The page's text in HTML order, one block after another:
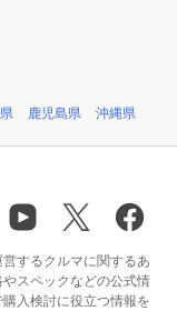
鹿児島県 沖縄県
するクルマに関するあ
スペックなどの公式情
入検討に役立つ情報を